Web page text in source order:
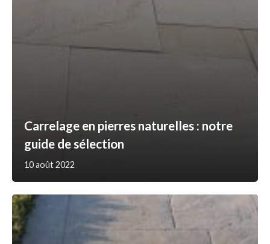
Carrelage en pierres naturelles : notre
guide de sélection
10 août 2022